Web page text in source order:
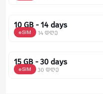
10 GB - 14 days
eSIM 14 დღე
15 GB - 30 days
eSIM 30 დღე